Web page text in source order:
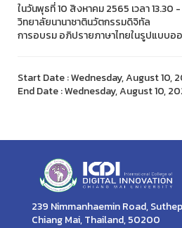
ในวันพุธที่ 10 สิงหาคม 2565 เวลา 13.30
วิทยาลัยนานาชาตินวัตกรรมดิจิทัล
การอบรม อภิปรายภาษาไทยในรูปแบบอ
Start Date : Wednesday, August 10,
End Date : Wednesday, August 10,
239 Nimmanhaemin Road,
Chiang Mai, Thailand, 50200